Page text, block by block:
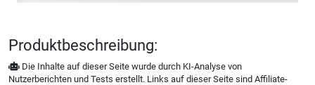
Produktbeschreibung:
Die Inhalte auf dieser Seite wurde durch KI-Analyse von
Nutzerberichten und Tests erstellt. Links auf dieser Seite sind Affiliate-